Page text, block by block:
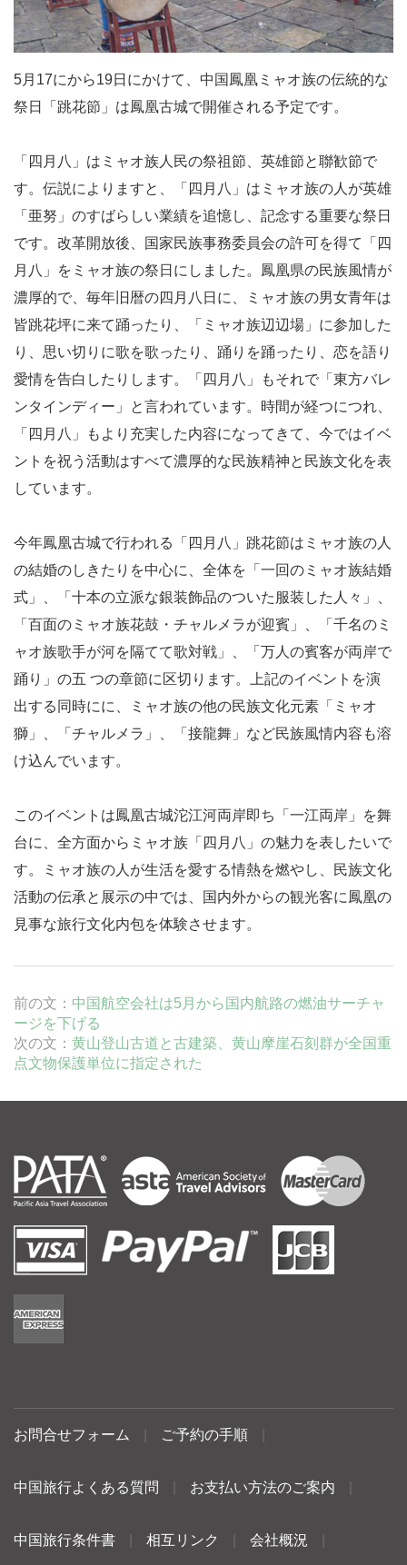
5月17にから19日にかけて、 中国鳳凰 ミャオ族の伝統的な
祭日「跳花節」は鳳凰古城で開催される予定です。
「四月八」はミャオ族人民の祭祖節、英雄節と聯歓節で
す。伝説によりますと、「四月八」はミャオ族の人が英雄
「亜努」のすばらしい業績を追憶し、記念する重要な祭日
です。改革開放後、国家民族事務委員会の許可を得て「四
月八」をミャオ族の祭日にしました。鳳凰県の民族風情が
濃厚的で、毎年旧暦の四月八日に、ミャオ族の男女青年は
皆跳花坪に来て踊ったり、「ミャオ族辺辺場」に参加した
り、思い切りに歌を歌ったり、踊りを踊ったり、恋を語り
愛情を告白したりします。「四月八」もそれで「東方バレ
ンタインディー」と言われています。時間が経つにつれ、
「四月八」もより充実した内容になってきて、今ではイベ
ントを祝う活動はすべて濃厚的な民族精神と民族文化を表
しています。
今年鳳凰古城で行われる「四月八」跳花節はミャオ族の人
の結婚のしきたりを中心に、全体を「一回のミャオ族結婚
式」、「十本の立派な銀装飾品のついた服装した人々」、
「百面のミャオ族花鼓・チャルメラが迎賓」、「千名のミ
ャオ族歌手が河を隔てて歌対戦」、「万人の賓客が両岸で
踊り」の五 つの章節に区切ります。上記のイベントを演
出する同時にに、ミャオ族の他の民族文化元素「ミャオ
獅」、「チャルメラ」、「接龍舞」など民族風情内容も溶
け込んでいます。
このイベントは鳳凰古城沱江河両岸即ち「一江両岸」を舞
台に、全方面からミャオ族「四月八」の魅力を表したいで
す。ミャオ族の人が生活を愛する情熱を燃やし、民族文化
活動の伝承と展示の中では、国内外からの観光客に鳳凰の
見事な旅行文化内包を体験させます。
前の文： 中国航空会社は5月から国内航路の燃油サーチャ
ージを下げる
次の文： 黄山登山古道と古建築、黄山摩崖石刻群が全国重
点文物保護単位に指定された
お問合せフォーム ご予約の手順
中国旅行よくある質問 お支払い方法のご案内
中国旅行条件書 相互リンク 会社概況